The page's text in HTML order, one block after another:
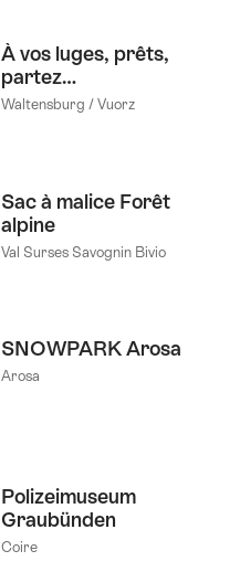
À vos luges, prêts,
partez…
Waltensburg / Vuorz
Sac à malice Forêt
alpine
Val Surses Savognin Bivio
SNOWPARK Arosa
Arosa
Polizeimuseum
Graubünden
Coire